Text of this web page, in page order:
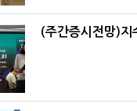
(주간증시전망)지